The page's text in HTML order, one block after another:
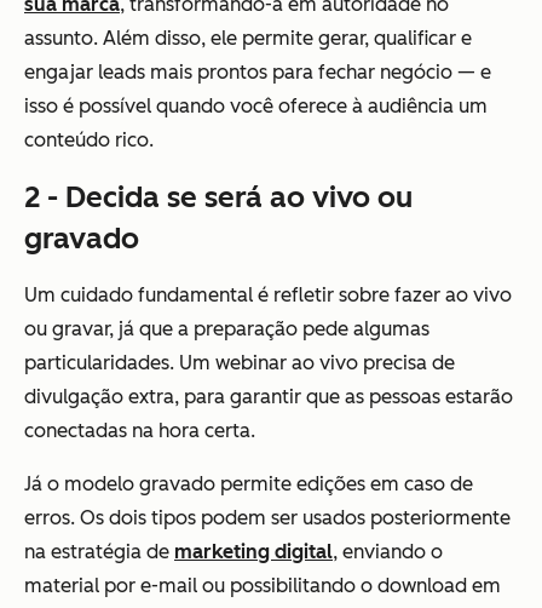
assunto. Além disso, ele permite gerar, qualificar e
engajar leads mais prontos para fechar negócio — e
isso é possível quando você oferece à audiência um
conteúdo rico.
2 - Decida se será ao vivo ou
gravado
Um cuidado fundamental é refletir sobre fazer ao vivo
ou gravar, já que a preparação pede algumas
particularidades. Um webinar ao vivo precisa de
divulgação extra, para garantir que as pessoas estarão
conectadas na hora certa.
Já o modelo gravado permite edições em caso de
erros. Os dois tipos podem ser usados posteriormente
na estratégia de marketing digital, enviando o
material por e-mail ou possibilitando o download em